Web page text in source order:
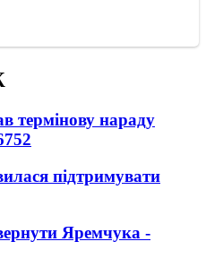
термінову нараду
підтримувати
Яремчука -